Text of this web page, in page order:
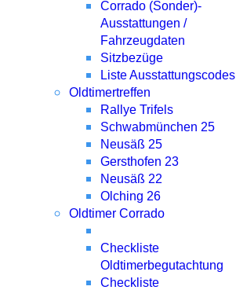
Corrado (Sonder)-
Ausstattungen /
Fahrzeugdaten
Sitzbezüge
Liste Ausstattungscodes
Oldtimertreffen
Rallye Trifels
Schwabmünchen 25
Neusäß 25
Gersthofen 23
Neusäß 22
Olching 26
Oldtimer Corrado
Checkliste
Oldtimerbegutachtung
Checkliste